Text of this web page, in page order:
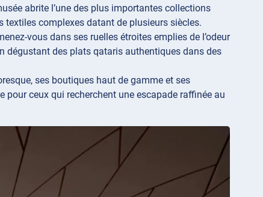
abrite l’une des plus importantes collections
textiles complexes datant de plusieurs siècles.
vous dans ses ruelles étroites emplies de l’odeur
dégustant des plats qataris authentiques dans des
ses boutiques haut de gamme et ses
ceux qui recherchent une escapade raffinée au